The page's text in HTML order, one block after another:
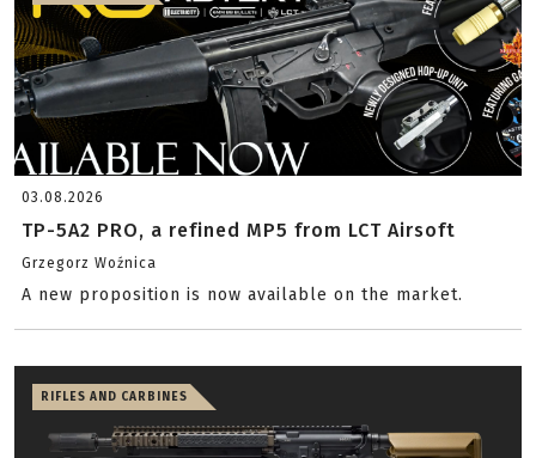
03.08.2026
TP-5A2 PRO, a refined MP5 from LCT Airsoft
Grzegorz Woźnica
A new proposition is now available on the market.
RIFLES AND CARBINES